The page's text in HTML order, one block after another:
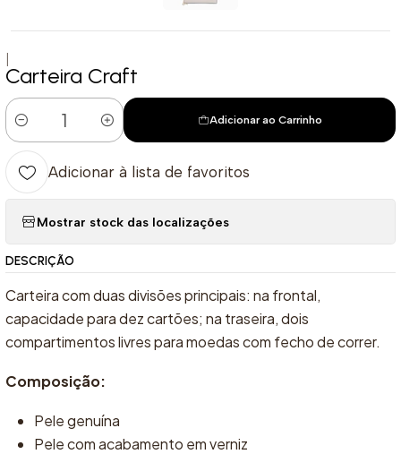
Carteira Craft
Quantidade
Adicionar ao Carrinho
Adicionar à lista de favoritos
Mostrar stock das localizações
DESCRIÇÃO
Carteira com duas divisões principais: na frontal,
capacidade para dez cartões; na traseira, dois
compartimentos livres para moedas com fecho de correr.
Composição:
Pele genuína
Pele com acabamento em verniz